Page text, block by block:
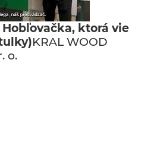
ktorá vie
KRAL WOOD
o.